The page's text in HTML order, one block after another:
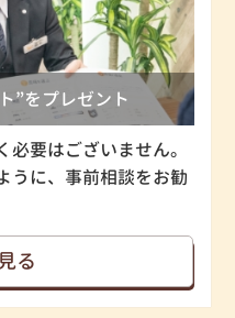
”をプレゼント
要はございません。
うに、事前相談をお勧
る